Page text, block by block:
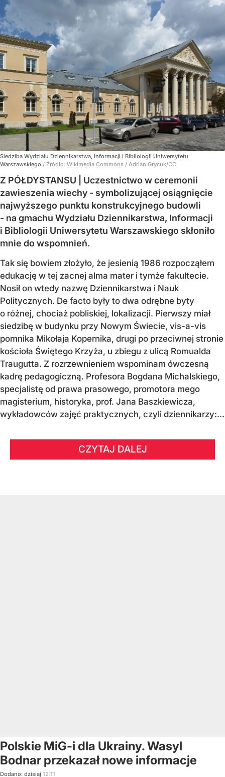
Siedziba Wydziału Dziennikarstwa, Informacji i Bibliologii Uniwersytetu
Warszawskiego / Źródło: Wikimedia Commons / Adrian Grycuk/CC
Z PÓŁDYSTANSU | Uczestnictwo w ceremonii
zawieszenia wiechy - symbolizującej osiągnięcie
najwyższego punktu konstrukcyjnego budowli
- na gmachu Wydziału Dziennikarstwa, Informacji
i Bibliologii Uniwersytetu Warszawskiego skłoniło
mnie do wspomnień.
Tak się bowiem złożyło, że jesienią 1986 rozpocząłem
edukację w tej zacnej alma mater i tymże fakultecie.
Nosił on wtedy nazwę Dziennikarstwa i Nauk
Politycznych. De facto były to dwa odrębne byty
o różnej, chociaż pobliskiej, lokalizacji. Pierwszy miał
siedzibę w budynku przy Nowym Świecie, vis-a-vis
pomnika Mikołaja Kopernika, drugi po przeciwnej stronie
kościoła Świętego Krzyża, u zbiegu z ulicą Romualda
Traugutta. Z rozrzewnieniem wspominam ówczesną
kadrę pedagogiczną. Profesora Bogdana Michalskiego,
specjalistę od prawa prasowego, promotora mego
magisterium, historyka, prof. Jana Baszkiewicza,
wykładowców zajęć praktycznych, czyli dziennikarzy:...
CZYTAJ DALEJ
Polskie MiG-i dla Ukrainy. Wasyl
Bodnar przekazał nowe informacje
Dodano: dzisiaj 12:11